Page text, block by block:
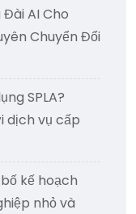
Đài AI Cho
Chuyển Đổi
SPLA?
dịch vụ cấp
kế hoạch
nhỏ và